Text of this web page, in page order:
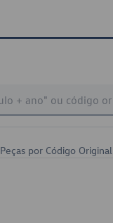
Peças por Código Original